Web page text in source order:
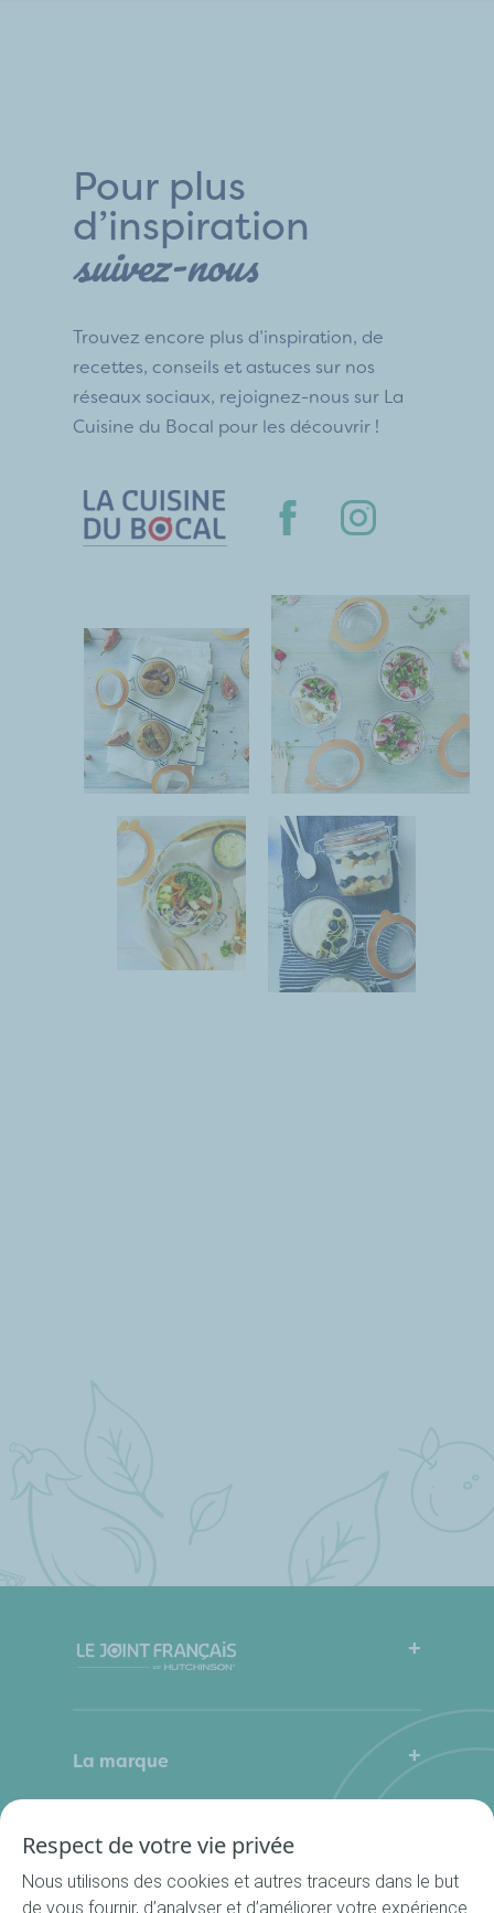
Pour plus
d’inspiration
suivez-nous
Trouvez encore plus d’inspiration, de
recettes, conseils et astuces sur nos
réseaux sociaux, rejoignez-nous sur La
Cuisine du Bocal pour les découvrir !
La marque
Qui sommes-nous
Où nous trouver ?
La Cuisine du Bocal
Nos rondelles
Respect de votre vie privée
Nous utilisons des cookies et autres traceurs dans le but
de vous fournir, d’analyser et d’améliorer votre expérience